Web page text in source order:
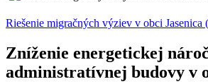
Riešenie migračných výziev v obci Jasenica
Zníženie energetickej
administratívnej budovy v